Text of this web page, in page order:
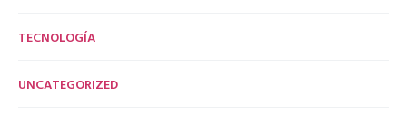
TECNOLOGÍA
UNCATEGORIZED